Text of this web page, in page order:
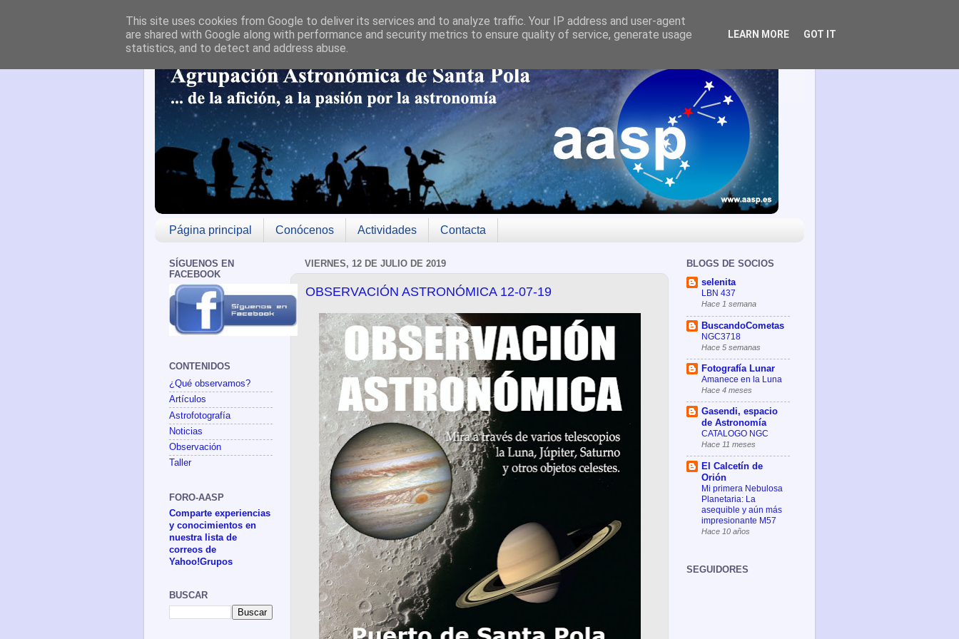
Página principal Conócenos Actividades Contacta
VIERNES, 12 DE JULIO DE 2019
OBSERVACIÓN ASTRONÓMICA 12-07-19
SÍGUENOS EN
FACEBOOK
CONTENIDOS
¿Qué observamos?
Artículos
Astrofotografía
Noticias
Observación
Taller
FORO-AASP
Comparte experiencias
y conocimientos en
nuestra lista de
correos de
Yahoo!Grupos
BUSCAR
BLOGS DE SOCIOS
selenita
LBN 437
Hace 1 semana
BuscandoCometas
NGC3718
Hace 5 semanas
Fotografía Lunar
Amanece en la Luna
Hace 4 meses
Gasendi, espacio
de Astronomía
CATALOGO NGC
Hace 11 meses
El Calcetín de
Orión
Mi primera Nebulosa
Planetaria: La
asequible y aún más
impresionante M57
Hace 10 años
SEGUIDORES
This site uses cookies from Google to deliver its services and to analyze traffic. Your IP address and user-agent
are shared with Google along with performance and security metrics to ensure quality of service, generate usage
statistics, and to detect and address abuse.
LEARN MORE GOT IT